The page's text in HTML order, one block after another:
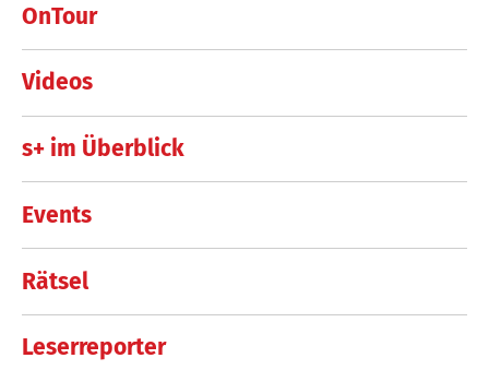
OnTour
Videos
s+ im Überblick
Events
Rätsel
Leserreporter